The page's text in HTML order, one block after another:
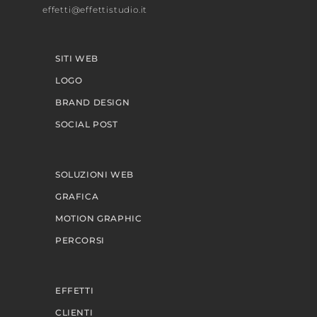
effetti@effettistudio.it
SITI WEB
LOGO
BRAND DESIGN
SOCIAL POST
SOLUZIONI WEB
GRAFICA
MOTION GRAPHIC
PERCORSI
EFFETTI
CLIENTI